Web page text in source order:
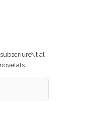
al